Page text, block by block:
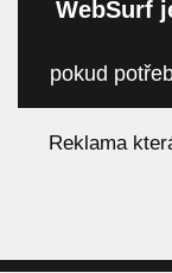
WebSurf
pokud
Reklama